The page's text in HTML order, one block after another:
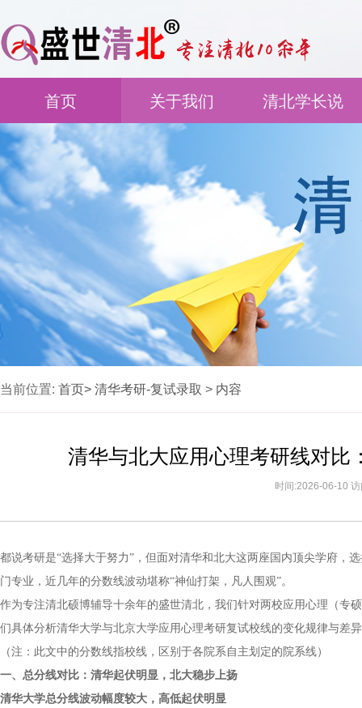
首页 关于我们 清北学长说
当前位置: 首页> 清华考研-复试录取 > 内容
清华与北大应用心理考研线对比
时间:2026-06-10
都说考研是“选择大于努力”，但面对清华和北大这两座国内顶尖学府，
门专业，近几年的分数线波动堪称“神仙打架，凡人围观”。
作为专注清北硕博辅导十余年的盛世清北，我们针对两校应用心理（专
们具体分析清华大学与北京大学应用心理考研复试校线的变化规律与差
（注：此文中的分数线指校线，区别于各院系自主划定的院系线）
一、总分线对比：清华起伏明显，北大稳步上扬
清华大学总分线波动幅度较大，高低起伏明显